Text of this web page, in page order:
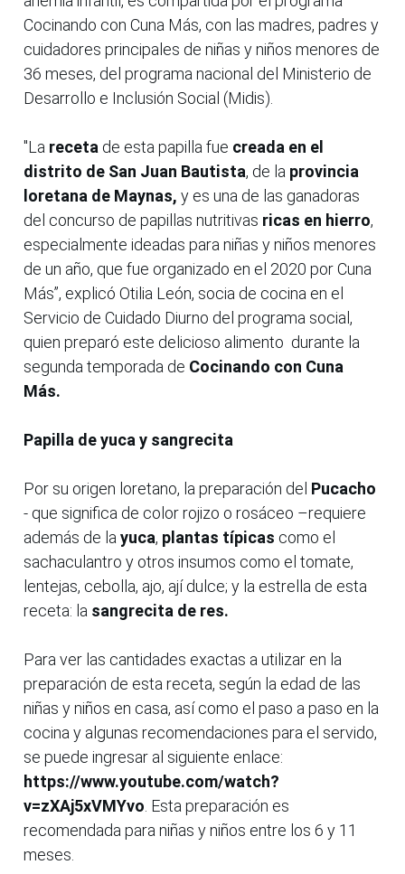
Cocinando con Cuna Más, con las madres, padres y
cuidadores principales de niñas y niños menores de
36 meses, del programa nacional del Ministerio de
Desarrollo e Inclusión Social (Midis).
"La receta de esta papilla fue creada en el
distrito de San Juan Bautista, de la provincia
loretana de Maynas, y es una de las ganadoras
del concurso de papillas nutritivas ricas en hierro,
especialmente ideadas para niñas y niños menores
de un año, que fue organizado en el 2020 por Cuna
Más”, explicó Otilia León, socia de cocina en el
Servicio de Cuidado Diurno del programa social,
quien preparó este delicioso alimento durante la
segunda temporada de Cocinando con Cuna
Más.
Papilla de yuca y sangrecita
Por su origen loretano, la preparación del Pucacho
- que significa de color rojizo o rosáceo –requiere
además de layuca, plantas típicas como el
sachaculantro y otros insumos como el tomate,
lentejas, cebolla, ajo, ají dulce; y la estrella de esta
receta: la sangrecita de res.
Para ver las cantidades exactas a utilizar en la
preparación de esta receta, según la edad de las
niñas y niños en casa, así como el paso a paso en la
cocina y algunas recomendaciones para el servido,
se puede ingresar al siguiente enlace:
https://www.youtube.com/watch?
v=zXAj5xVMYvo. Esta preparación es
recomendada para niñas y niños entre los 6 y 11
meses.